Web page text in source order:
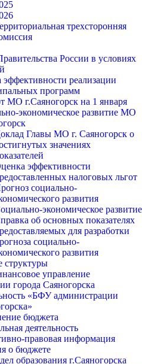
трехсторонняя
России в условиях
реализации
программ
МО г.Саяногорск на 1 января
экономическое развитие МО
Главы МО г. Саяногорск о
значениях
эффективности
налоговых льгот
социально-
развития
экономическое развитие
об основных показателях
для разработки
социально-
развития
структуры
управление
города Саяногорска
«БФУ администрации
бюджета
деятельность
правовая информация
о бюджете
образования г.Саяногорска